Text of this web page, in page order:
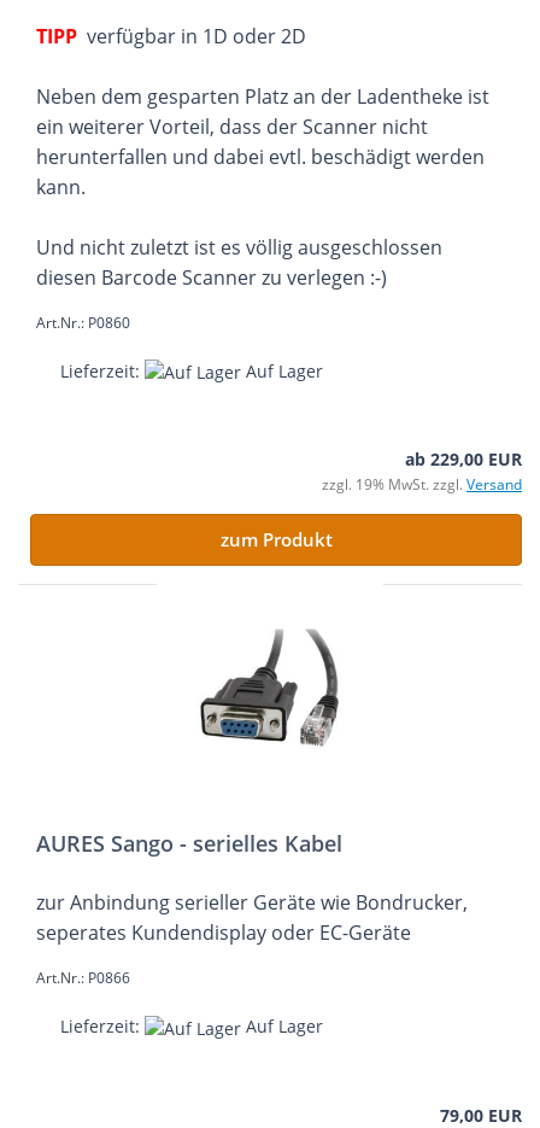
TIPP verfügbar in 1D oder 2D
Neben dem gesparten Platz an der Ladentheke ist
ein weiterer Vorteil, dass der Scanner nicht
herunterfallen und dabei evtl. beschädigt werden
kann.
Und nicht zuletzt ist es völlig ausgeschlossen
diesen Barcode Scanner zu verlegen :-)
Art.Nr.: P0860
Lieferzeit: Auf Lager
ab 229,00 EUR
zzgl. 19% MwSt. zzgl. Versand
zum Produkt
AURES Sango - serielles Kabel
zur Anbindung serieller Geräte wie Bondrucker,
seperates Kundendisplay oder EC-Geräte
Art.Nr.: P0866
Lieferzeit: Auf Lager
79,00 EUR